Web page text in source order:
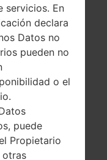
servicios. En
declara
Datos no
pueden no
o el
puede
Propietario
otras